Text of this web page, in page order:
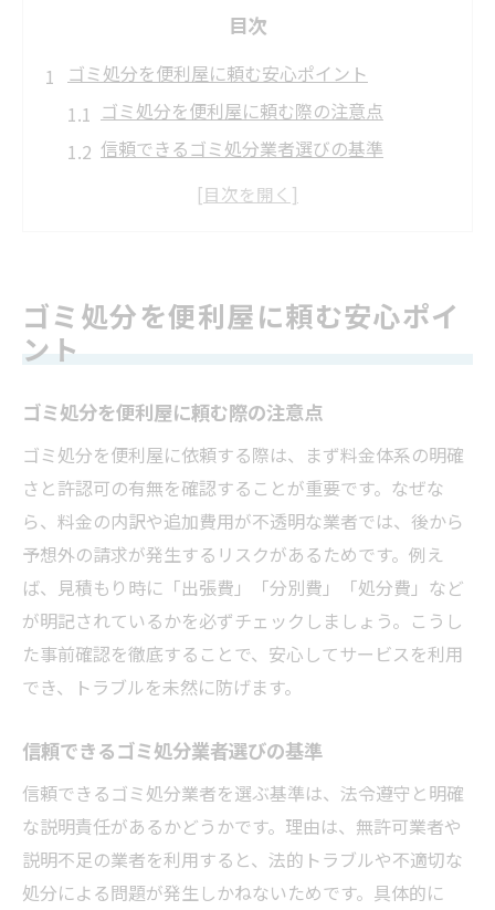
目次
ゴミ処分を便利屋に頼む安心ポイント
ゴミ処分を便利屋に頼む際の注意点
信頼できるゴミ処分業者選びの基準
便利屋のゴミ処分が安心な理由とは
ゴミ処分を安心して任せるための準備
信頼できるゴミ処分サービスの選び方
ゴミ処分業者の許可や法令遵守の確認方法
ゴミ処分依頼時の料金明細チェックの重要
性
評判や口コミから分かるゴミ処分の安心感
悪質なゴミ処分業者を避けるコツとは
安心してゴミ処分を任せる選択基準
便利屋ならではのゴミ処分料金の特徴
便利屋のゴミ処分料金体系を徹底解説
料金比較で分かるゴミ処分の相場感
便利屋のゴミ処分料金が選ばれる理由
費用対効果を高めるゴミ処分依頼術
見積もりで明確にするゴミ処分の料金
追加費用を避けるゴミ処分依頼のコツ
ゴミ処分を便利屋に頼む安心ポイ
ント
ゴミ処分を便利屋に頼む際の注意点
ゴミ処分を便利屋に依頼する際は、まず料金体系の明確
さと許認可の有無を確認することが重要です。なぜな
ら、料金の内訳や追加費用が不透明な業者では、後から
予想外の請求が発生するリスクがあるためです。例え
ば、見積もり時に「出張費」「分別費」「処分費」など
が明記されているかを必ずチェックしましょう。こうし
た事前確認を徹底することで、安心してサービスを利用
でき、トラブルを未然に防げます。
信頼できるゴミ処分業者選びの基準
信頼できるゴミ処分業者を選ぶ基準は、法令遵守と明確
な説明責任があるかどうかです。理由は、無許可業者や
説明不足の業者を利用すると、法的トラブルや不適切な
処分による問題が発生しかねないためです。具体的に